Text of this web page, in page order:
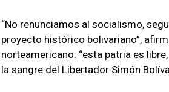
“No renunciamos al socialismo,
proyecto histórico bolivariano”,
norteamericano: “esta patria es
la sangre del Libertador Simón